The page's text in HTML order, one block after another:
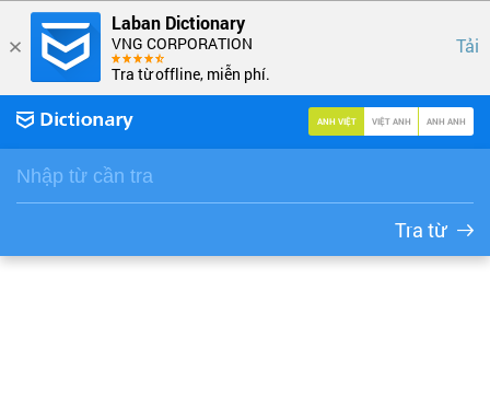
Laban Dictionary
VNG CORPORATION
Tra từ offline, miễn phí.
Tải
ANH VIỆT VIỆT ANH ANH ANH
Tra từ